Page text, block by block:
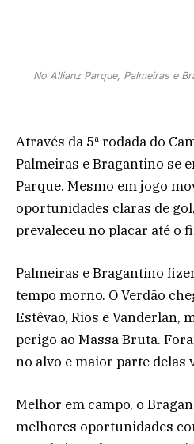
No Allianz Parque, Palmeiras e
Através da 5ª rodada do
Palmeiras e Bragantino se
Parque. Mesmo em jogo
oportunidades claras de
prevaleceu no placar até o
Palmeiras e Bragantino
tempo morno. O Verdão
Estêvão, Rios e Vanderlan,
perigo ao Massa Bruta.
no alvo e maior parte delas
Melhor em campo, o
melhores oportunidades